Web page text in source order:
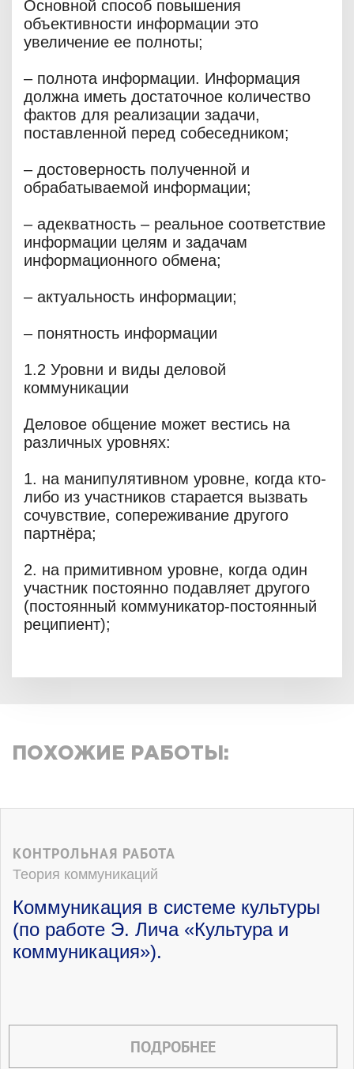
ПОХОЖИЕ РАБОТЫ:
КОНТРОЛЬНАЯ РАБОТА
Теория коммуникаций
Коммуникация в системе культуры
(по работе Э. Лича «Культура и
коммуникация»).
ПОДРОБНЕЕ
Основной способ повышения
объективности информации это
увеличение ее полноты;
– полнота информации. Информация
должна иметь достаточное количество
фактов для реализации задачи,
поставленной перед собеседником;
– достоверность полученной и
обрабатываемой информации;
– адекватность – реальное соответствие
информации целям и задачам
информационного обмена;
– актуальность информации;
– понятность информации
1.2 Уровни и виды деловой
коммуникации
Деловое общение может вестись на
различных уровнях:
1. на манипулятивном уровне, когда кто-
либо из участников старается вызвать
сочувствие, сопереживание другого
партнёра;
2. на примитивном уровне, когда один
участник постоянно подавляет другого
(постоянный коммуникатор-постоянный
реципиент);